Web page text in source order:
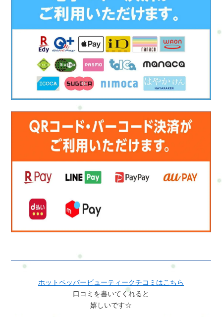
"Answer","text": "こちらで、上下の着替えをご用意してありま
す。"}},{"@type": "Question","name": "セッション後に気をつけ
ることはありますか？","acceptedAnswer": {"@type":
"Answer","text": "水分を多めにとって、無理をせずゆっくりお過
ごしください。セルフケアの提案もお伝えします。"}}]}最後に
体も、心も、生活も。どれか1つだけではなく、全部つながって
います。Refresh Jamでは、「今をなんとかする」だけではな
く、“これからも続けられる自分”を一緒につくっていけたらと
思っています。ご予約はこちらご予約方法電話・メール・
LINE・WEB・ホットペッパービューティー・楽天ビューティ
ー・minimoで予約ができます。ご予約はこちらお申し込み方法
はこちら来店予約フォームホットペッパービューティー
LINE:@mui1682tLINEのトークで簡単にお問合せや予約ができま
すよろしければ是非、登録してくださいね今は必要ないけど、
録をお勧めします(^^)住所：横浜市戸塚区名瀬町161－3その他の
ホットペッパービューティークチコミはこちら
口コミを書いてくれると
嬉しいです☆